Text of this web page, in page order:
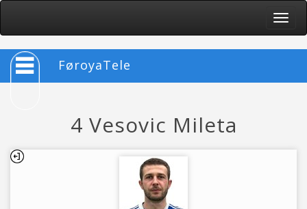
Toggle
FøroyaTele
4 Vesovic Mileta